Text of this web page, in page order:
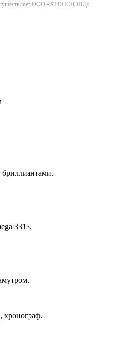
осуществляет ООО «ХРОНОЛЭНД»
бриллиантами.
3313.
хронограф.